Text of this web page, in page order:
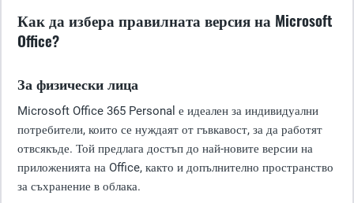
Как да избера правилната версия на Microsoft
Office?
За физически лица
Microsoft Office 365 Personal е идеален за индивидуални
потребители, които се нуждаят от гъвкавост, за да работят
отвсякъде. Той предлага достъп до най-новите версии на
приложенията на Office, както и допълнително пространство
за съхранение в облака.